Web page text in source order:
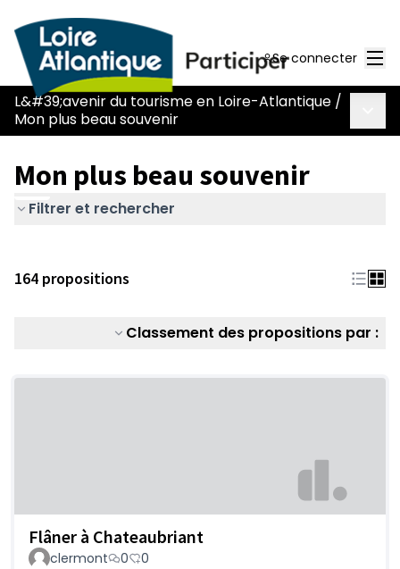
Se connecter
L&#39;avenir du tourisme en Loire-Atlantique /
Mon plus beau souvenir
Mon plus beau souvenir
Filtrer et rechercher
164 propositions
Classement des propositions par :
Flâner à Chateaubriant
clermont 0 0